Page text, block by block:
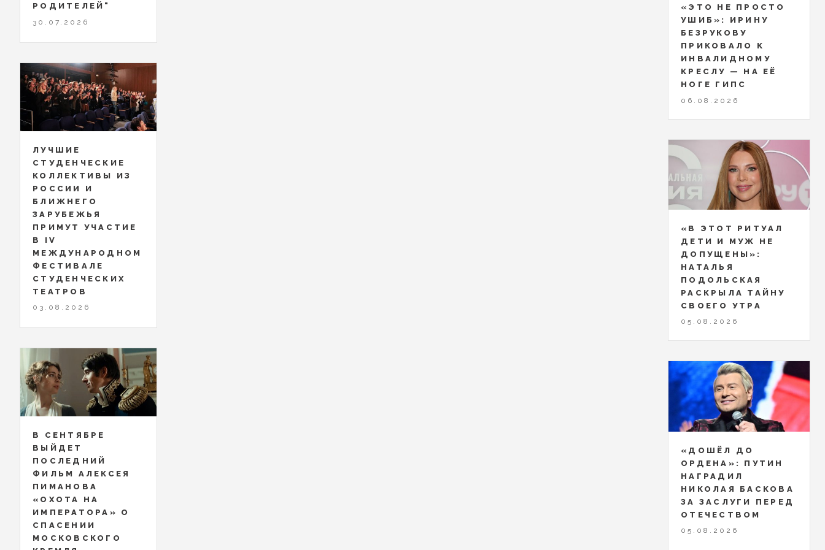
РОДИТЕЛЕЙ"
30.07.2026
ЛУЧШИЕ
СТУДЕНЧЕСКИЕ
КОЛЛЕКТИВЫ ИЗ
РОССИИ И
БЛИЖНЕГО
ЗАРУБЕЖЬЯ
ПРИМУТ УЧАСТИЕ
В IV
МЕЖДУНАРОДНОМ
ФЕСТИВАЛЕ
СТУДЕНЧЕСКИХ
ТЕАТРОВ
03.08.2026
В СЕНТЯБРЕ
ВЫЙДЕТ
ПОСЛЕДНИЙ
ФИЛЬМ АЛЕКСЕЯ
ПИМАНОВА
«ОХОТА НА
ИМПЕРАТОРА» О
СПАСЕНИИ
МОСКОВСКОГО
«ЭТО НЕ ПРОСТО
УШИБ»: ИРИНУ
БЕЗРУКОВУ
ПРИКОВАЛО К
ИНВАЛИДНОМУ
КРЕСЛУ — НА ЕЁ
НОГЕ ГИПС
06.08.2026
«В ЭТОТ РИТУАЛ
ДЕТИ И МУЖ НЕ
ДОПУЩЕНЫ»:
НАТАЛЬЯ
ПОДОЛЬСКАЯ
РАСКРЫЛА ТАЙНУ
СВОЕГО УТРА
05.08.2026
«ДОШЁЛ ДО
ОРДЕНА»: ПУТИН
НАГРАДИЛ
НИКОЛАЯ БАСКОВА
ЗА ЗАСЛУГИ ПЕРЕД
ОТЕЧЕСТВОМ
05.08.2026